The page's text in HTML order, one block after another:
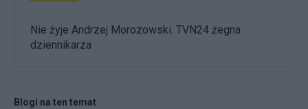
Nie żyje Andrzej Morozowski. TVN24 żegna
dziennikarza
Blogi na ten temat